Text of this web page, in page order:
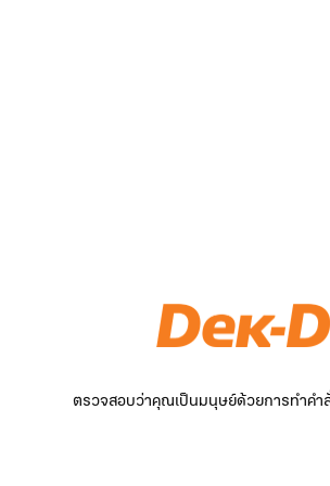
ตรวจสอบว่าคุณเป็นมนุษย์ด้วยการทำคำสั่